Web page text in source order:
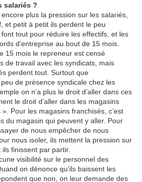
salariés ?
plus la pression sur les salariés,
et petit à petit ils perdent le peu
font tout pour réduire les effectifs, et les
d’entreprise au bout de 15 mois.
15 mois le repreneur est censé
de travail avec les syndicats, mais
perdent tout. Surtout que
de présence syndicale chez les
on n’a plus le droit d’aller dans ces
le droit d’aller dans les magasins
Pour les magasins franchisés, c’est
du magasin qui peuvent y aller. Pour
de nous empêcher de nous
nous isoler, ils mettent la pression sur
finissent par partir.
visibilité sur le personnel des
on dénonce qu’ils baissent les
que non, on leur demande des